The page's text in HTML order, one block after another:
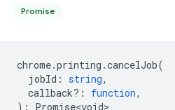
Promise
chrome.printing .cancelJob(
jobId : string,
callback? : function,
) : Promise<void>